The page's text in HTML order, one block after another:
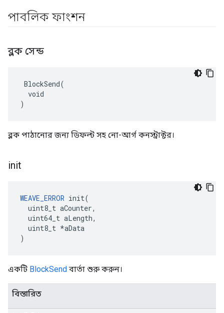
পাবলিক ফাংশন
ব্লক সেন্ড
BlockSend(
  void
)
ব্লক পাঠানোর জন্য ডিফল্ট সহ নো-আর্গ কনস্ট্রাক্টর।
init
WEAVE_ERROR init(
  uint8_t aCounter,
  uint64_t aLength,
  uint8_t *aData
)
একটি BlockSend বার্তা শুরু করুন।
বিস্তারিত